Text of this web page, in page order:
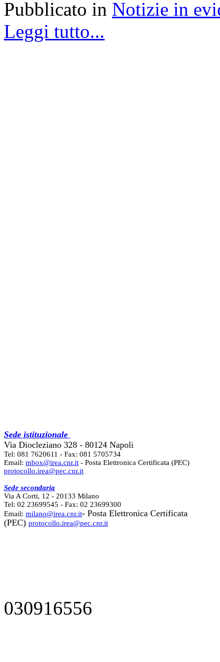
Pubblicato in Notizie in
Leggi tutto...
Sede istituzionale
Via Diocleziano 328 - 80124 Napoli
Tel: 081 7620611 - Fax: 081 5705734
Email: mbox@irea.cnr.it - Posta Elettronica Certificata (PEC)
protocollo.irea@pec.cnr.it
Sede secondaria
Via A Corti, 12 - 20133 Milano
Tel: 02 23699545 - Fax: 02 23699300
Email: milano@irea.cnr.it- Posta Elettronica Certificata
(PEC) protocollo.irea@pec.cnr.it
030916556